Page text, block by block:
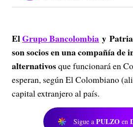
ElGrupo Bancolombia y
son socios en una compañía de
alternativosque funcionará en
esperan, según El Colombiano
capital extranjero al país.
Sigue a PULZO en